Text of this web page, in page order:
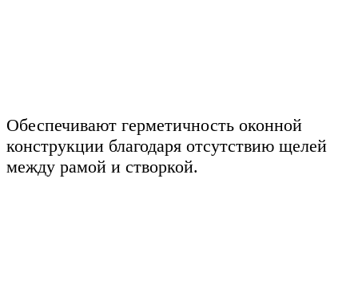
Обеспечивают герметичность оконной
конструкции благодаря отсутствию щелей
между рамой и створкой.